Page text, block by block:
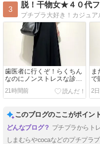
3
脱！干物女★４０代
プチプラ大好き！カジュ
歯医者に行くぞ！らくちん
なのにノンストレスな診察
コーデ
21時間前
ま
で
2
このブログのここがポイン
プチプラからト
しまむらやcocaなどのプチプラ